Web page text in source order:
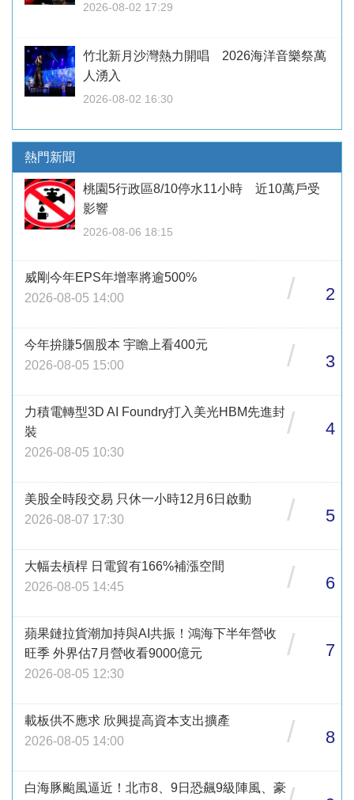
2026-08-02 17:29
竹北新月沙灣熱力開唱 2026海洋音樂祭萬
人湧入
2026-08-02 16:30
熱門新聞
桃園5行政區8/10停水11小時 近10萬戶受
影響
2026-08-06 18:15
威剛今年EPS年增率將逾500%
2026-08-05 14:00
/ 2
今年拚賺5個股本 宇瞻上看400元
2026-08-05 15:00
/ 3
力積電轉型3D AI Foundry打入美光HBM先進封
裝
2026-08-05 10:30
/ 4
美股全時段交易 只休一小時12月6日啟動
2026-08-07 17:30
/ 5
大幅去槓桿 日電貿有166%補漲空間
2026-08-05 14:45
/ 6
蘋果鏈拉貨潮加持與AI共振！鴻海下半年營收
旺季 外界估7月營收看9000億元
2026-08-05 12:30
/ 7
載板供不應求 欣興提高資本支出擴產
2026-08-05 14:00
/ 8
白海豚颱風逼近！北市8、9日恐飆9級陣風、豪